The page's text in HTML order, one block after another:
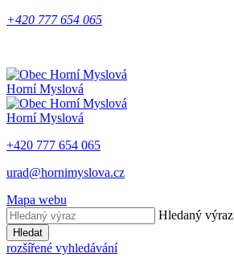
+420 777 654 065
Horní Myslová
Horní Myslová
+420 777 654 065
urad@hornimyslova.cz
Mapa webu
Hledaný výraz
Hledat
rozšířené vyhledávání